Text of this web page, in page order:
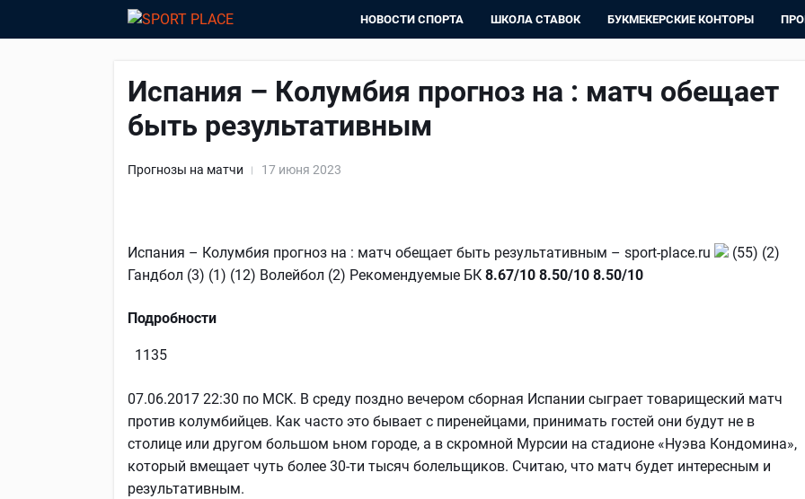
НОВОСТИ СПОРТА ШКОЛА СТАВОК БУКМЕКЕРСКИЕ КОНТОРЫ
Испания – Колумбия прогноз на : матч обещает
быть результативным
Прогнозы на матчи 17 июня 2023
Испания – Колумбия прогноз на : матч обещает быть результативным – sport-place.ru
(55) (2)
Гандбол (3) (1) (12) Волейбол (2) Рекомендуемые БК 8.67/10 8.50/10 8.50/10
Подробности
1135
07.06.2017 22:30 по МСК. В среду поздно вечером сборная Испании сыграет товарищеский матч
против колумбийцев. Как часто это бывает с пиренейцами, принимать гостей они будут не в
столице или другом большом ьном городе, а в скромной Мурсии на стадионе «Нуэва Кондомина»,
который вмещает чуть более 30-ти тысяч болельщиков. Считаю, что матч будет интересным и
результативным.